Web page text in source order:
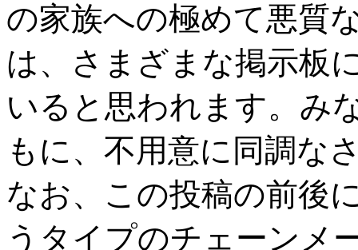
の家族への極めて悪質
は、さまざまな掲示板
いると思われます。み
もに、不用意に同調な
なお、この投稿の前後
うタイプのチェーンメ